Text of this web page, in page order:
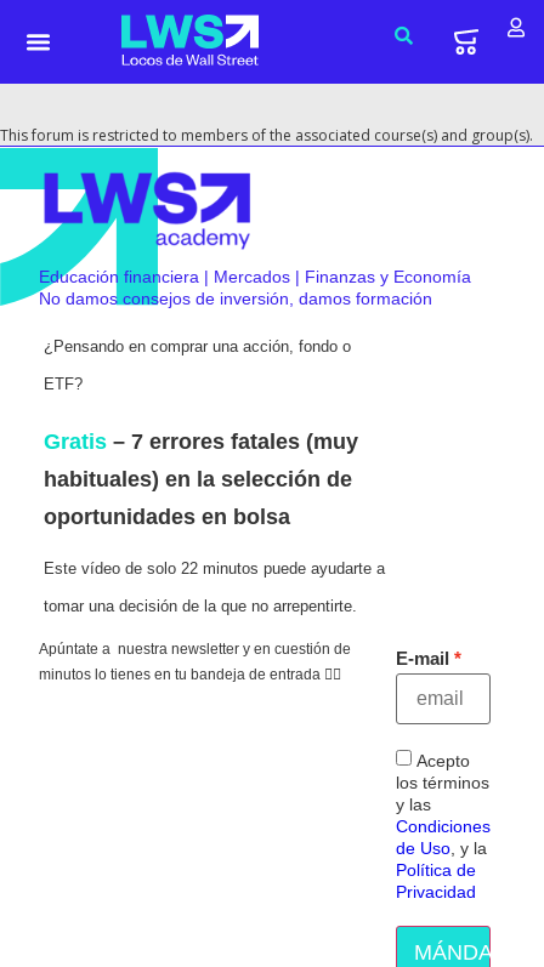
This forum is restricted to members of the associated course(s) and group(s).
Educación financiera | Mercados | Finanzas y Economía
No damos consejos de inversión, damos formación
¿Pensando en comprar una acción, fondo o
ETF?
Gratis – 7 errores fatales (muy
habituales) en la selección de
oportunidades en bolsa
Este vídeo de solo 22 minutos puede ayudarte a
tomar una decisión de la que no arrepentirte.
Apúntate a nuestra newsletter y en cuestión de
minutos lo tienes en tu bandeja de entrada 👇🏻
E-mail
Acepto
los términos
y las
Condiciones
de Uso, y la
Política de
Privacidad
MÁNDAME